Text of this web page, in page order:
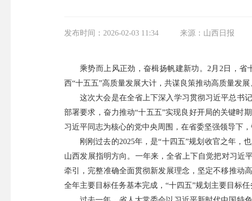
发布时间： 2026-02-03 11:34 来源： 山西日报
乘势而上风正劲，奋楫扬帆建新功。2月2日，
西“十五五”高质量发展大计，共谋良策推动高质量发
这次大会是在全省上下深入学习贯彻习近平总书
部署要求，奋力推动“十五五”实现良好开局的关键时
习近平同志为核心的党中央周围，在省委坚强领导下
刚刚过去的2025年，是“十四五”规划收官之年
山西发展指明方向。一年来，全省上下自觉把对习近
牵引，完整准确全面贯彻新发展理念，坚定不移推动
全年主要目标任务基本完成，“十四五”规划主要目标